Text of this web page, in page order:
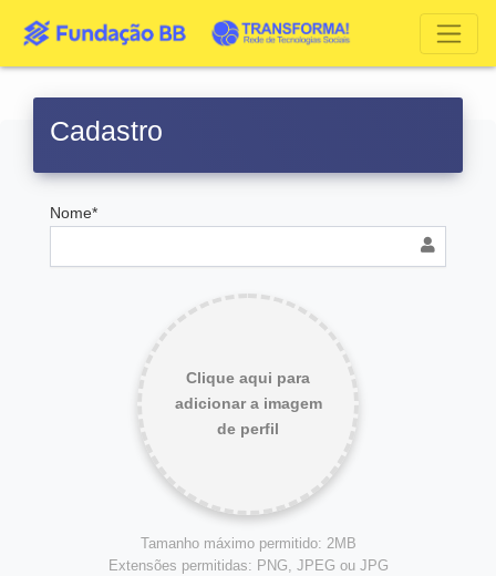
Cadastro
Nome*
Clique aqui para
adicionar a imagem
de perfil
Tamanho máximo permitido: 2MB
Extensões permitidas: PNG, JPEG ou JPG